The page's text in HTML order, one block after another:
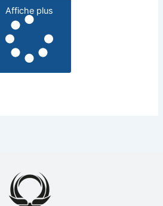
Affiche plus